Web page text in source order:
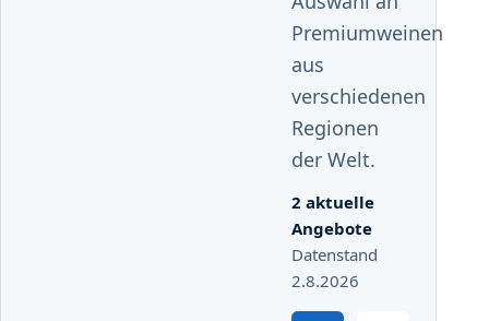
Premiumweinen
aus
verschiedenen
Regionen
der Welt.
2 aktuelle
Angebote
Datenstand
2.8.2026